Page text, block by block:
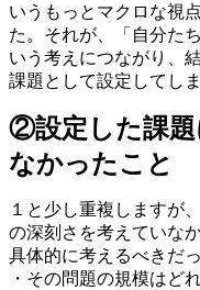
いうもっとマクロな視
た。それが、「自分た
いう考えにつながり、
課題として設定してし
②設定した課題
なかったこと
１と少し重複しますが
の深刻さを考えていな
具体的に考えるべきだ
・その問題の規模はど